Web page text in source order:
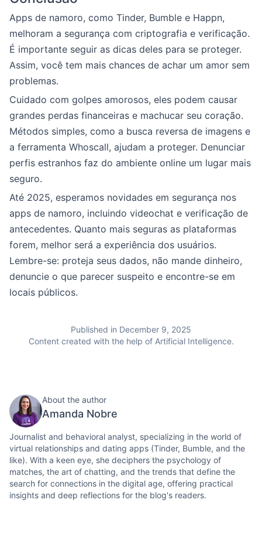
Apps de namoro, como Tinder, Bumble e Happn,
melhoram a segurança com criptografia e verificação.
É importante seguir as dicas deles para se proteger.
Assim, você tem mais chances de achar um amor sem
problemas.
Cuidado com golpes amorosos, eles podem causar
grandes perdas financeiras e machucar seu coração.
Métodos simples, como a busca reversa de imagens e
a ferramenta Whoscall, ajudam a proteger. Denunciar
perfis estranhos faz do ambiente online um lugar mais
seguro.
Até 2025, esperamos novidades em segurança nos
apps de namoro, incluindo videochat e verificação de
antecedentes. Quanto mais seguras as plataformas
forem, melhor será a experiência dos usuários.
Lembre-se: proteja seus dados, não mande dinheiro,
denuncie o que parecer suspeito e encontre-se em
locais públicos.
Published in December 9, 2025
Content created with the help of Artificial Intelligence.
About the author
Amanda Nobre
Journalist and behavioral analyst, specializing in the world of
virtual relationships and dating apps (Tinder, Bumble, and the
like). With a keen eye, she deciphers the psychology of
matches, the art of chatting, and the trends that define the
search for connections in the digital age, offering practical
insights and deep reflections for the blog's readers.